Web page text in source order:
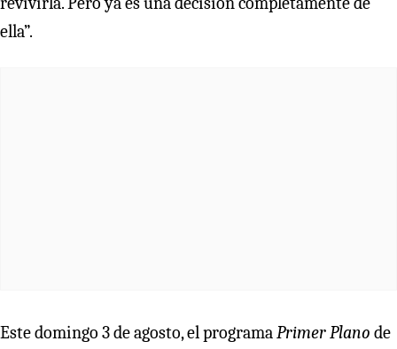
ella”.
Este domingo 3 de agosto, el programaPrimer Plano de